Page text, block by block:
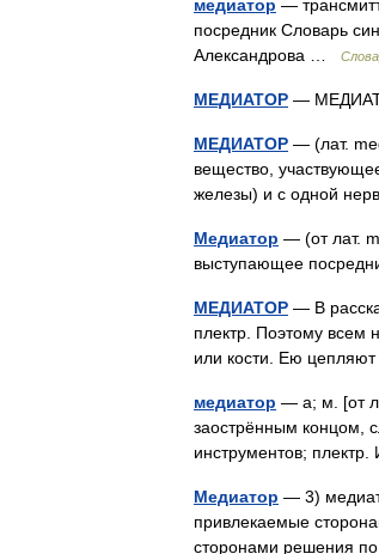
медиатор —
посредник Словарь
Александрова …
МЕДИАТОР —
МЕДИАТОР — (лат.
вещество,
железы) и с одной
Медиатор — (от лат.
выступающее
МЕДИАТОР — В
плектр. Поэтому всем
или кости. Ею
медиатор — а; м. [от
заострённым концом,
инструментов;
Медиатор — 3)
привлекаемые
сторонами решения